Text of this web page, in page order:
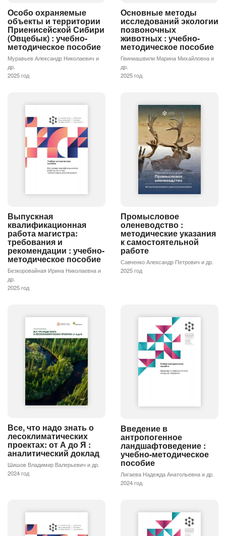
Особо охраняемые
объекты и территории
Приенисейской Сибири
(Овцебык) : учебно-
методическое пособие
Муравьев Александр Николаевич и
др.
2025 год
Основные методы
исследований экологии
позвоночных
животных : учебно-
методическое пособие
Гвиниашвили Марина Михайловна и
др.
2025 год
Выпускная
квалификационная
работа магистра:
требования и
рекомендации : учебно-
методическое пособие
Безкоровайная Ирина Николаевна и
др.
2025 год
Промысловое
оленеводство :
методические указания
к самостоятельной
работе
Савченко Александр Петрович и др.
2025 год
Все, что надо знать о
лесоклиматических
проектах: от А до Я :
аналитический доклад
Шишов Владимир Валерьевич и др.
2024 год
Введение в
антропогенное
ландшафтоведение :
учебно-методическое
пособие
Лигаева Надежда Анатольевна и др.
2024 год